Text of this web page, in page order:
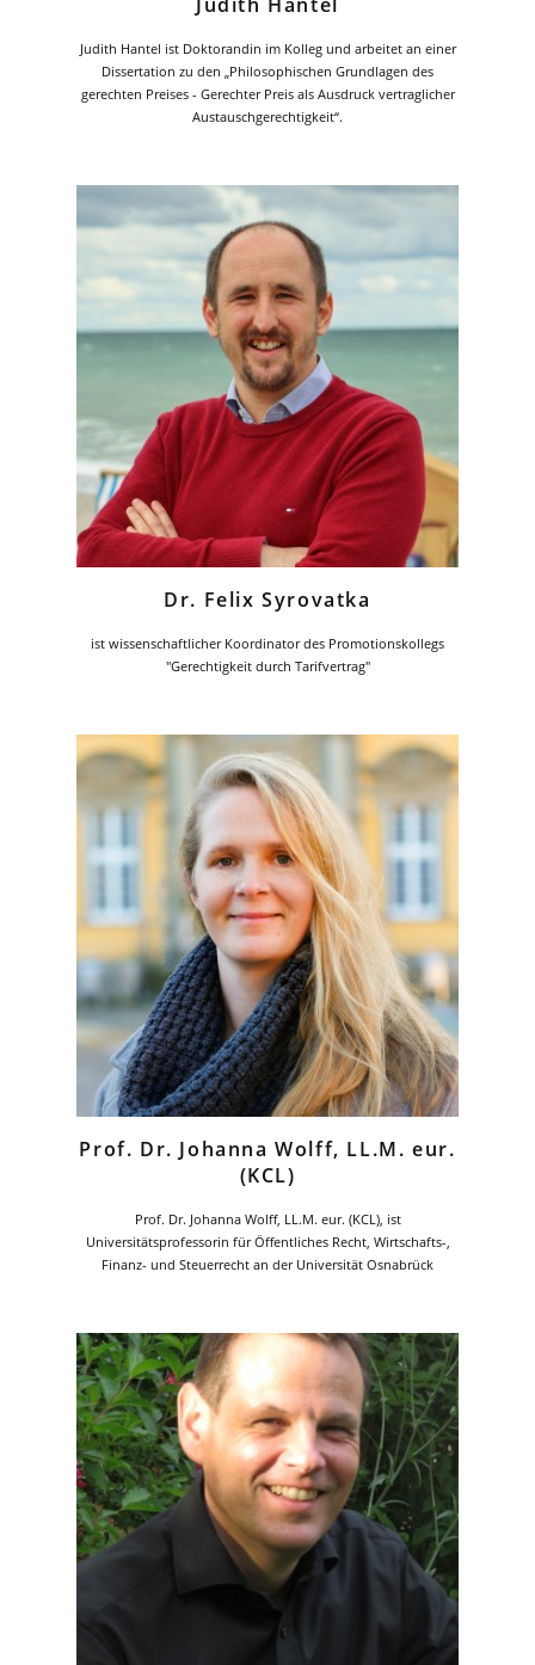
Judith Hantel ist Doktorandin im Kolleg und arbeitet an einer
Dissertation zu den „Philosophischen Grundlagen des
gerechten Preises - Gerechter Preis als Ausdruck vertraglicher
Austauschgerechtigkeit“.
Dr. Felix Syrovatka
ist wissenschaftlicher Koordinator des Promotionskollegs
"Gerechtigkeit durch Tarifvertrag"
Prof. Dr. Johanna Wolff, LL.M. eur.
(KCL)
Prof. Dr. Johanna Wolff, LL.M. eur. (KCL), ist
Universitätsprofessorin für Öffentliches Recht, Wirtschafts-,
Finanz- und Steuerrecht an der Universität Osnabrück